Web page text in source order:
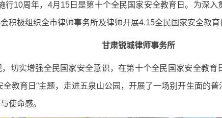
行10周年，4月15日是第十个全民国家安全教育日。为深
积极组织全市律师事务所及律师开展4.15全民国家安全教育
甘肃锐城律师事务所
切实增强全民国家安全意识，在第十个全民国家安全教
教育日”主题，走进五泉山公园，开展了一场别开生面的
使命感。